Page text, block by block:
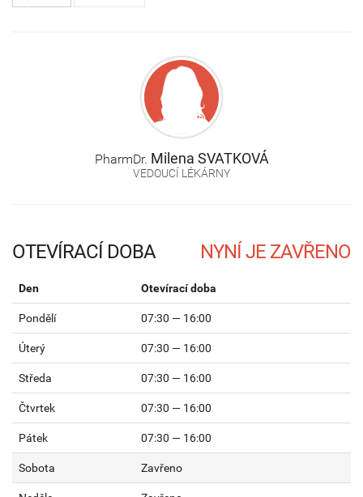
PharmDr. Milena SVATKOVÁ
VEDOUCÍ LÉKÁRNY
OTEVÍRACÍ DOBA
Den Otevírací doba
Pondělí 07:30 — 16:00
Úterý 07:30 — 16:00
Středa 07:30 — 16:00
Čtvrtek 07:30 — 16:00
Pátek 07:30 — 16:00
Sobota Zavřeno